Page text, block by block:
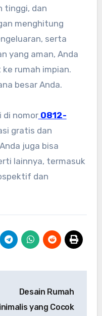
tinggi, dan
menghitung
serta
yang aman, Anda
rumah impian.
besar Anda.
di nomor 0812-
gratis dan
juga bisa
lainnya, termasuk
dan
Desain Rumah
yang Cocok